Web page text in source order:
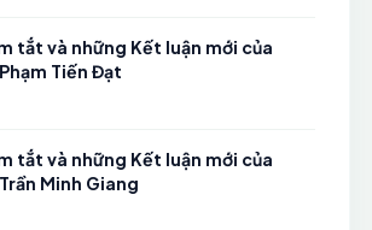
tắt và những Kết luận mới của
Tiến Đạt
tắt và những Kết luận mới của
Minh Giang